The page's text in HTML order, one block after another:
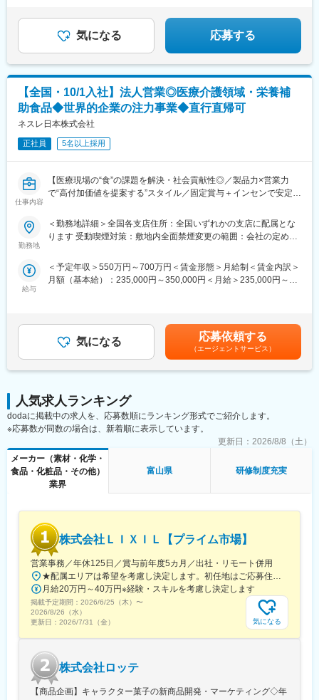
羽島市役所前駅、岐阜羽島駅、岐阜駅、大垣駅、穂積駅、西岐阜
駅、新鵜沼駅、千葉駅、柏駅、松戸駅、市川駅、海浜幕張駅、栗
林公園駅、高松駅(香川県)、瓦町駅、高松築港駅、坂出駅、丸亀
駅、偕楽園駅、研究学園駅、牛久駅、水戸駅、取手駅、守谷駅、
つくば駅、土浦駅、工機前駅、日立駅、白山駅(新潟県)、すすきの
駅、北２４条駅、北広島駅、東尾道駅、福山駅、尾道駅、松永
駅、備後赤坂駅、市立体育館前駅、熊本駅、新水前寺駅、上熊本
駅(路面電車)、新越谷駅、北与野駅、上熊谷駅、川越市駅、南新宿
駅、新宿西口駅、神泉駅、東池袋駅、麹町駅、二重橋前駅、秋津
駅、北品川駅、東日本橋駅、金町駅(東京都)、牛田駅(東京都)、府
八幡駅、大崎広小路駅、有楽町駅、大門駅(東京都)、千川駅、代田
橋駅、新高島駅、川崎駅、新丸子駅、登戸駅、日本大通り駅、高
西中島南方駅、大阪梅田駅(阪急線)、大阪阿部野橋駅、野田阪神
駅、大阪ビジネスパーク駅、本町駅、大阪梅田駅(阪神線)、近鉄日
駅、伏屋駅、本山駅(愛知県)、名古屋駅、西高蔵駅、丸の内駅(愛
知県)、新豊橋駅、上前津駅、名鉄一宮駅、小田井駅、森下駅(愛知
駅、くいな橋駅、九条駅(京都府)、山科駅、四条駅(京都市営)、曽
根田駅、中浜駅、祇園駅(福岡県)、天神南駅、呉服町駅(福岡県)、
鹿児島駅前駅、さくら夙川駅、芦屋川駅、久寿川駅、宝塚南口
駅、山陽姫路駅、西代駅、山陽明石駅、ハーバーランド駅、三宮
駅(神戸新交通)、ハーブ園山麓駅、江吉良駅、新羽島駅、名鉄岐阜
駅(千光寺山)、熊本駅前駅、新水前寺駅前駅、上熊本駅、新宿三丁
目駅、新宿駅(東京メトロ)、都電雑司ケ谷駅、東京駅、高輪ゲート
ウェイ駅、馬喰横山駅、京成関屋駅、築地市場駅、神田駅(東京
都)、立川南駅、新代田駅、稲荷町駅(東京都)、向原駅(東京都)、蓮
沼駅、銀座駅、水道橋駅、芝公園駅、北参道駅、高島町駅、武蔵
溝ノ口駅、馬車道駅、海老江駅、長堀橋駅、なんば駅(南海線)、Ｊ
Ｒ難波駅、大阪城北詰駅、動物園前駅、大阪駅、谷町四丁目駅、
四ツ橋駅、北天下茶屋駅、北浜駅(大阪府)、名鉄名古屋駅、駅前
駅、西川緑道公園駅、第一通り駅、志井駅(北九州高速鉄道)、西小
倉駅、西黒崎駅、東寺駅、四宮駅、五条駅(京都市営)、京都河原町
駅、櫛田神社前駅、天神駅、水族館口駅、北１２条駅、大通駅、
芦屋駅(阪神線)、鳴尾・武庫川女子大前駅、駒ケ林駅、高速神戸
駅、神戸三宮駅(阪神)、風の丘中間駅、犬山遊園駅、新千葉駅、今
橋駅、片原町駅(香川県)、資生館小学校前駅、二本木口駅、味噌天
神前駅、県立体育館前駅
駅、国立駅、神保町駅、九段下駅、浜松町駅、五反田駅、要町
駅、笹塚駅、武蔵砂川駅、淵野辺駅、愛甲石田駅、新羽駅、善行
駅、横浜駅、京急川崎駅、相模原駅、武蔵中原駅、三ツ境駅、武
模原駅、鶴見駅、上大岡駅、桜木町駅、小田原駅、長津田駅、海
老名駅(相模線)、あざみ野駅、本厚木駅、新百合ケ丘駅、相模大野
駅、寺田町駅、新大阪駅、梅田駅(地下鉄)、天王寺駅、野田駅(阪
神線)、京橋駅(大阪府)、堺筋本町駅、和泉府中駅、鶴橋駅、東梅
高槻駅、新今宮駅前駅、北野田駅、西梅田駅、森ノ宮駅、谷町六
丁目駅、新今宮駅、茨木駅、西大橋駅、都島駅、天下茶屋駅、淀
町駅、南方駅(大阪府)、玉造駅、十三駅、住道駅、堺東駅、西九条
駅、長田駅(大阪府)、春田駅、覚王山駅、知立駅、近鉄名古屋駅、
が丘駅(愛知県)、尾張一宮駅、戸田駅(愛知県)、上小田井駅、東岡
崎駅、大曽根駅、神宮前駅、豊田市駅、三郷駅(愛知県)、一社駅、
駅、西春駅、塩釜口駅、大元駅、岡山駅、中庄駅、東岡山駅、西
大寺駅、新倉敷駅、上島駅、浜松駅、曳馬駅、天竜川駅、助信
盛駅、須賀川駅、福島駅(福島県)、東山公園駅(鳥取県)、米子駅、
米子空港駅(鉄道)、安来駅、倉吉駅、常永駅、甲府駅、竜王駅、塩
崎駅、山梨市駅、韮崎駅、酒折駅、東比恵駅、博多駅、西鉄福岡
田駅、新津駅、豊栄駅、内野駅、西宮駅、西宮北口駅、芦屋駅(東
海道本線)、甲子園駅、仁川駅、宝塚駅、姫路駅、新長田駅、明石
駅、尼崎駅(東海道本線)、神戸駅(兵庫県)、三ノ宮駅、新神戸駅、
羽島市役所前駅、岐阜羽島駅、岐阜駅、大垣駅、穂積駅、西岐阜
駅、新鵜沼駅、千葉駅、柏駅、松戸駅、市川駅、海浜幕張駅、栗
林公園駅、高松駅(香川県)、瓦町駅、高松築港駅、坂出駅、丸亀
駅、偕楽園駅、研究学園駅、牛久駅、水戸駅、取手駅、守谷駅、
つくば駅、土浦駅、工機前駅、日立駅、白山駅(新潟県)、すすきの
駅(路面電車)、新越谷駅、北与野駅、上熊谷駅、川越市駅、南新宿
駅、新宿西口駅、神泉駅、東池袋駅、麹町駅、二重橋前駅、秋津
駅、北品川駅、東日本橋駅、金町駅(東京都)、牛田駅(東京都)、府
中本町駅、新橋駅、岩本町駅、西早稲田駅、立川北駅、池ノ上
駅、京成上野駅、大塚駅(東京都)、吉祥寺駅、京急蒲田駅、代々木
八幡駅、大崎広小路駅、有楽町駅、大門駅(東京都)、千川駅、代田
橋駅、新高島駅、川崎駅、新丸子駅、登戸駅、日本大通り駅、高
津駅(神奈川県)、京急鶴見駅、緑町駅、海老名駅(相鉄・小田急)、
本橋駅、なんば駅(地下鉄)、高槻市駅、松屋町駅、西長堀駅、岸里
駅、大江橋駅、谷町九丁目駅、宮之阪駅、なにわ橋駅、渡辺橋
駅、伏屋駅、本山駅(愛知県)、名古屋駅、西高蔵駅、丸の内駅(愛
気になる 応募する
【全国・10/1入社】法人営業◎医療介護領域・栄養補
助食品◆世界的企業の注力事業◆直行直帰可
ネスレ日本株式会社
正社員 5名以上採用
仕事内容
【医療現場の“食”の課題を解決・社会貢献性◎／製品力×営業力
で“高付加価値を提案する”スタイル／固定賞与＋インセンで安定収
年休123日・土日祝休】
■業務内容
医療機関への自社製品の提案営業となります。
える真の課題を”食”の観点から解決するためのソリューション提案
を行います。
◇業務内容
・自社製品の紹介や栄養に関する最新の学術情報の提供（診断ツ
ール+製品+根拠となる学術情報）
・顧客のニーズをヒアリングし、症例に応じた提案を実施
・データに基づき開発された活動プログラムと、高品質な製品、
提案アプリ等を活用しながら、効率的に営業活動を行います。
◇営業スタイル（例）
9:00～ 顧客先へ直行し、顧客を順次訪問（2~3施設）
11:00～顧客からの問い合わせ対応や特約店との情報交換
12:00～昼食
13:00～顧客訪問 Web面談の実施（3~4施設）
17:00～メールチェック／資料準備／説明会資料の準備
ご自宅からの直行直帰型となるため、行動予定は各自の裁量でコ
ントロール可能です。メンバーとは日々の電話・チャットでのコ
ミュニケーションに加え、月に1度の支店会議などで顔合わせる機
会があります。
■担当製品
「アイソカル」など医療・介護など特別な栄養管理が必要な方向
けの栄養補助食品や流動食となります。当社の製品は他社にない
機能を持ったものが多く、それ故に単価で勝負するのではなく付
加価値で他社との区別化を図り、ニーズに応じた適切な提案活動
が鍵となります。
■研修体制
約2か月間かけて導入時研修を行います。健康・栄養に関連する知
識や製品知識のインプットやロールプレイ、プレゼンテーション
勤務地
＜勤務地詳細＞全国各支店住所：全国いずれかの支店に配属とな
ります 受動喫煙対策：敷地内全面禁煙変更の範囲：会社の定める
給与
＜予定年収＞550万円～700万円＜賃金形態＞月給制＜賃金内訳＞
月額（基本給）：235,000円～350,000円＜月給＞235,000円～
評価を実施。賞与は固定部分と変動部分（インセンティブ）で構
成されています。■上記に加えて借上社宅制度あり賃金はあくまで
も目安の金額であり、選考を通じて上下する可能性があります。
月給(月額)は固定手当を含めた表記です。
気になる 応募依頼する
（エージェントサービス）
人気求人ランキング
dodaに掲載中の求人を、応募数順にランキング形式でご紹介します。
※応募数が同数の場合は、新着順に表示しています。
更新日： 2026/8/8（土）
メーカー（素材・化学・
食品・化粧品・その他）
業界
富山県 研修制度充実
株式会社ＬＩＸＩＬ【プライム市場】
営業事務／年休125日／賞与前年度5カ月／出社・リモート併用
月給20万円～40万円※経験・スキルを考慮し決定します
掲載予定期間： 2026/6/25（木） 〜
2026/8/26（水）
更新日： 2026/7/31（金） 気になる
株式会社ロッテ
【商品企画】キャラクター菓子の新商品開発・マーケティング◇年